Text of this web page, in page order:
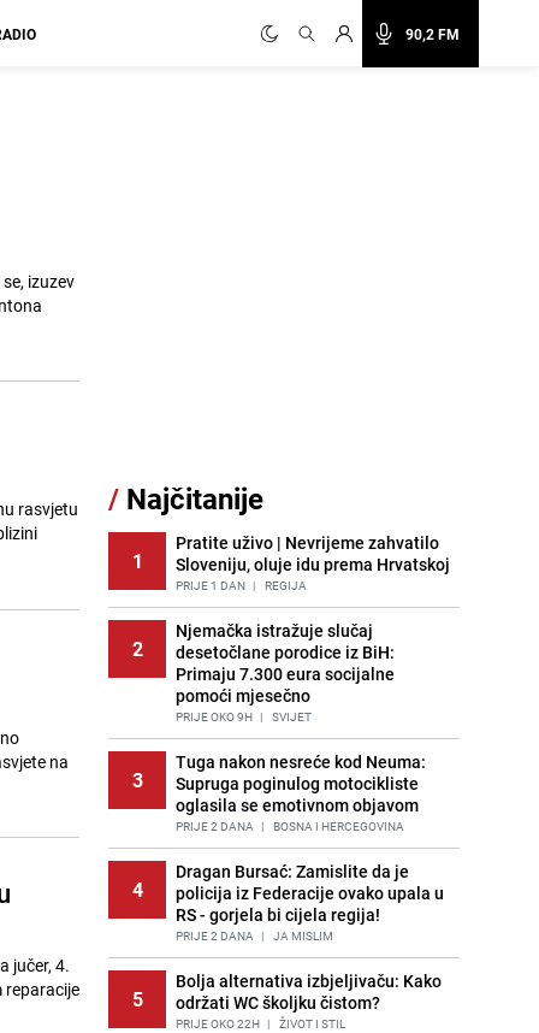
90,2 FM
izuzev
rasvjetu
na
jučer, 4.
reparacije
/ Najčitanije
1
Pratite uživo | Nevrijeme zahvatilo
Sloveniju, oluje idu prema Hrvatskoj
PRIJE 1 DAN | REGIJA
2
Njemačka istražuje slučaj
desetočlane porodice iz BiH:
Primaju 7.300 eura socijalne
pomoći mjesečno
PRIJE OKO 9H | SVIJET
3
Tuga nakon nesreće kod Neuma:
Supruga poginulog motocikliste
oglasila se emotivnom objavom
PRIJE 2 DANA | BOSNA I HERCEGOVINA
4
Dragan Bursać: Zamislite da je
policija iz Federacije ovako upala u
RS - gorjela bi cijela regija!
PRIJE 2 DANA | JA MISLIM
5
Bolja alternativa izbjeljivaču: Kako
održati WC školjku čistom?
PRIJE OKO 22H | ŽIVOT I STIL